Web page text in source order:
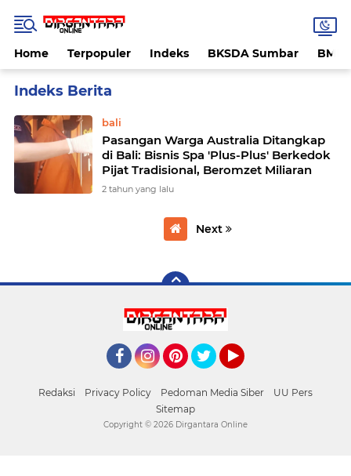
Home Terpopuler Indeks BKSDA Sumbar
bali
Pasangan Warga Australia Ditangkap
di Bali: Bisnis Spa 'Plus-Plus' Berkedok
Pijat Tradisional, Beromzet Miliaran
2 tahun yang lalu
Next
Redaksi Privacy Policy Pedoman Media Siber
UU Pers
Sitemap
Copyright © 2026 Dirgantara Online